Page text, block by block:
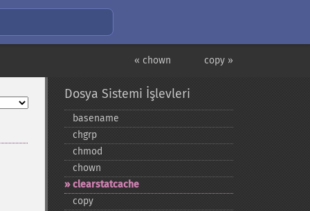
copy »
« chown
Dosya Sistemi İşlevleri
basename
chgrp
chmod
chown
clearstatcache
copy